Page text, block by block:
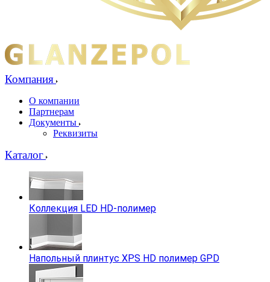
Компания
О компании
Партнерам
Документы
Реквизиты
Каталог
Коллекция LED HD-полимер
Напольный плинтус XPS HD полимер GPD